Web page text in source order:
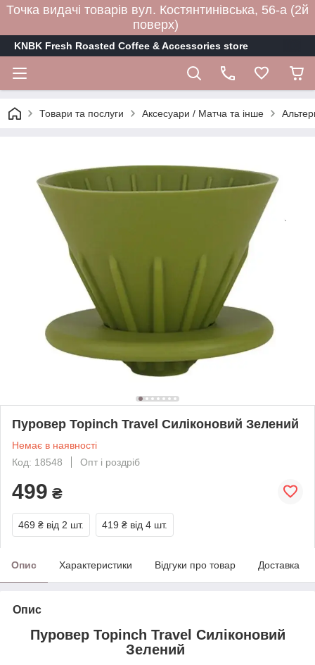
Точка видачі товарів вул. Костянтинівська, 56-а (2й
поверх)
KNBK Fresh Roasted Coffee & Accessories store
Товари та послуги Аксесуари / Матча та інше
Пуровер Topinch Travel Силіконовий Зелений
Немає в наявності
Код: 18548
Опт і роздріб
499 ₴
469 ₴ від 2 шт. 419 ₴ від 4 шт.
Опис Характеристики Відгуки про товар Доставка
Опис
Пуровер Topinch Travel Силіконовий
Зелений